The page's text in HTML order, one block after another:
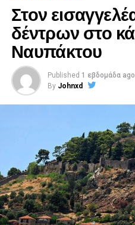
Στον
δέντρων στο
Ναυπάκτου
Published 1 εβδομάδα ago
By Johnxd